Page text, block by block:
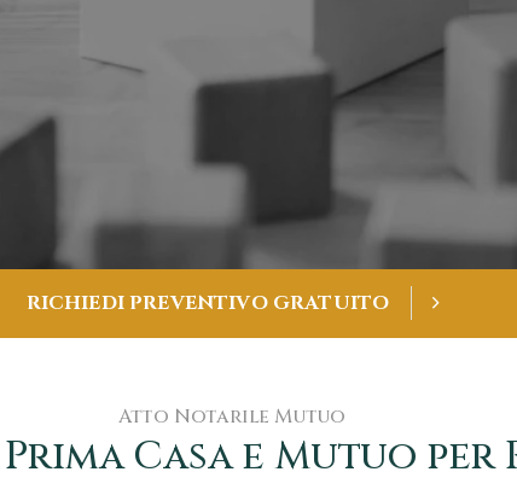
RICHIEDIPREVENTIVO GRATUITO
Atto Notarile Mutuo
Casa e Mutuo